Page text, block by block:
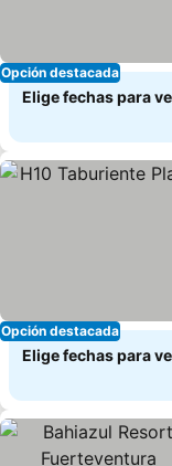
Opción destacada
Elige fechas para
Opción destacada
Elige fechas para